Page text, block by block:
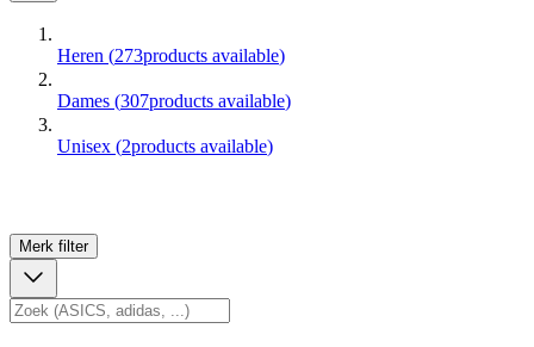
Heren (273products available)
Dames (307products available)
Unisex (2products available)
Merk filter